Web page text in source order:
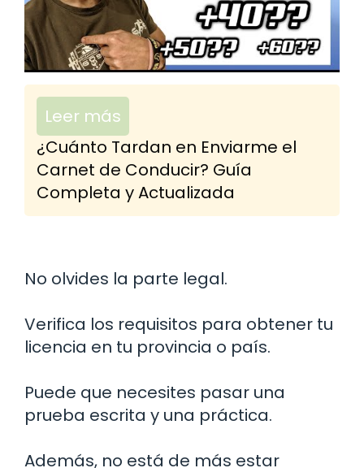
Leer más
¿Cuánto Tardan en Enviarme el
Carnet de Conducir? Guía
Completa y Actualizada
No olvides la parte legal.
Verifica los requisitos para obtener tu
licencia en tu provincia o país.
Puede que necesites pasar una
prueba escrita y una práctica.
Además, no está de más estar